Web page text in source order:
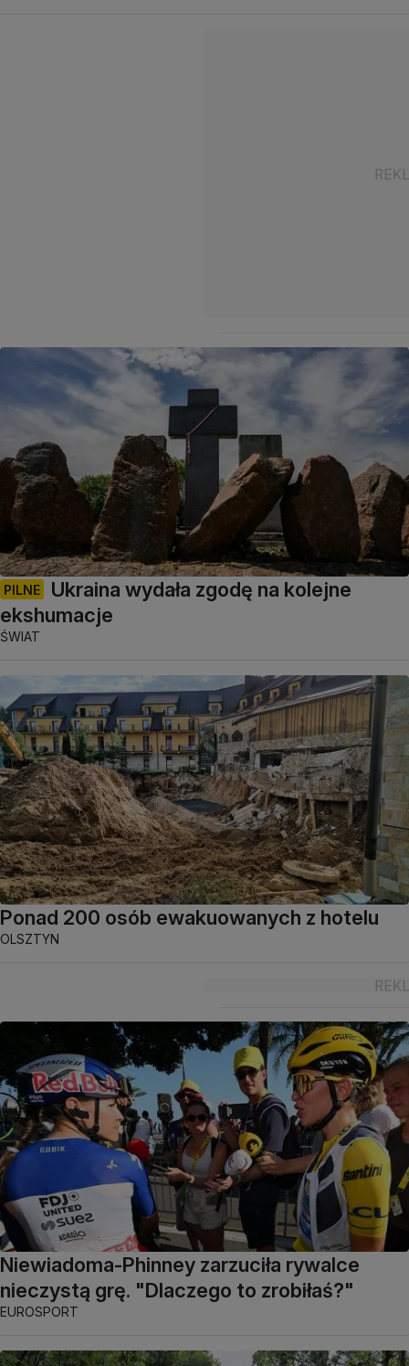
PILNE
Ukraina wydała zgodę na kolejne
ekshumacje
ŚWIAT
Ponad 200 osób ewakuowanych z hotelu
OLSZTYN
Niewiadoma-Phinney zarzuciła rywalce
nieczystą grę. "Dlaczego to zrobiłaś?"
EUROSPORT